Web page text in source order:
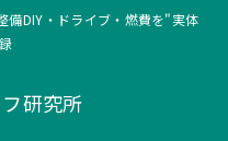
備DIY・ドライブ・燃費を"実体
研究所